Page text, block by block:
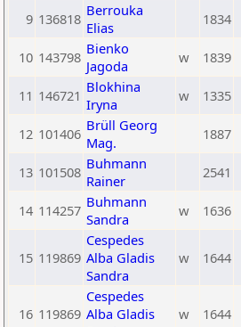
9 136818 Berrouka
Elias
1834
10 143798 Bienko
Jagoda
w 1839
11 146721 Blokhina
Iryna
w 1335
12 101406 Brüll Georg
Mag.
1887
13 101508 Buhmann
Rainer
2541
14 114257 Buhmann
Sandra
w 1636
15 119869
Cespedes
Alba Gladis
Sandra
w 1644
16 119869
Cespedes
Alba Gladis
w 1644